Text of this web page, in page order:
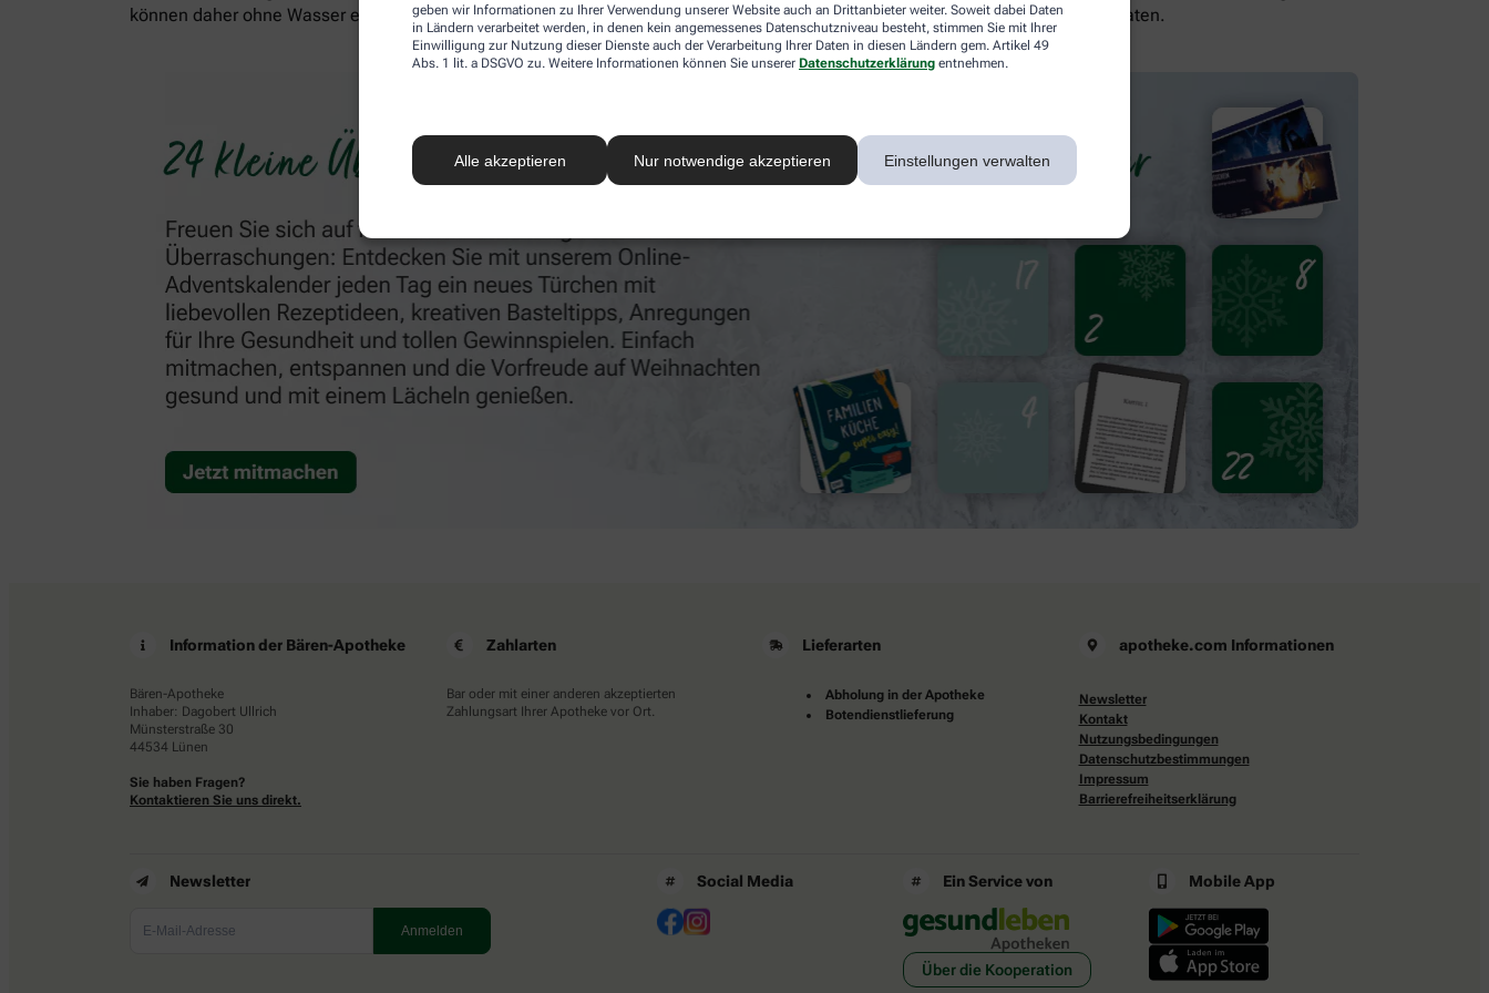
geben wir Informationen zu Ihrer Verwendung unserer Website auch an Drittanbieter weiter. Soweit dabei Daten
in Ländern verarbeitet werden, in denen kein angemessenes Datenschutzniveau besteht, stimmen Sie mit Ihrer
Einwilligung zur Nutzung dieser Dienste auch der Verarbeitung Ihrer Daten in diesen Ländern gem. Artikel 49
Abs. 1 lit. a DSGVO zu. Weitere Informationen können Sie unserer Datenschutzerklärung entnehmen.
Alle akzeptieren Nur notwendige akzeptieren Einstellungen verwalten
können daher ohne Wasser eingenommen werden. Kommen Sie gerne auch persönlich vorbei und lassen Sie sich von uns beraten.
Information der Bären-Apotheke
Bären-Apotheke
Inhaber: Dagobert Ullrich
Münsterstraße 30
44534 Lünen
Sie haben Fragen?
Kontaktieren Sie uns direkt.
Zahlarten
Bar oder mit einer anderen akzeptierten
Zahlungsart Ihrer Apotheke vor Ort.
Lieferarten
Abholung in der Apotheke
Botendienstlieferung
apotheke.com Informationen
Newsletter
Kontakt
Nutzungsbedingungen
Datenschutzbestimmungen
Impressum
Barrierefreiheitserklärung
Newsletter Social Media Ein Service von
Über die Kooperation
Mobile App